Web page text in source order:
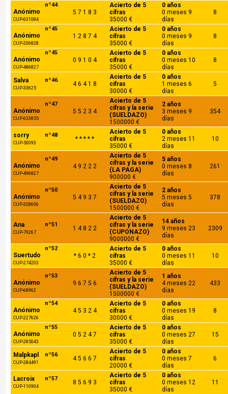
nº44
Anónimo
CUP-631084
5 7 1 8 3
Acierto de 5
cifras
35000 €
0 años
0 meses 9
días
8
nº45
Anónimo
CUP-206828
1 2 8 7 4
Acierto de 5
cifras
35000 €
0 años
0 meses 9
días
8
nº45
Anónimo
CUP-486827
0 9 1 0 4
Acierto de 5
cifras
35000 €
0 años
0 meses 10
días
8
nº46
Salva
CUP-33625
4 6 4 1 8
Acierto de 5
cifras
30000 €
0 años
1 meses 6
días
5
nº47
Anónimo
CUP-633855
5 5 2 3 4
Acierto de 5
cifras y la serie
(SUELDAZO)
1500000 €
2 años
3 meses 9
días
354
nº48
sorry
CUP-50093
* * * * *
Acierto de 5
cifras
35000 €
0 años
2 meses 11
días
10
nº49
Anónimo
CUP-496827
4 9 2 2 2
Acierto de 5
cifras y la serie
(LA PAGA)
900000 €
5 años
0 meses 8
días
261
nº50
Anónimo
CUP-328606
5 4 9 3 7
Acierto de 5
cifras y la serie
(SUELDAZO)
1500000 €
2 años
5 meses 5
días
378
nº51
Ana
CUP-79267
1 4 8 2 2
Acierto de 5
cifras y la serie
(CUPONAZO)
9000000 €
14 años
9 meses 23
días
2309
nº52
Suertudo
CUP-274203
* 6 0 * 2
Acierto de 5
cifras
35000 €
0 años
0 meses 11
días
10
nº53
Anónimo
CUP-68962
9 6 7 5 6
Acierto de 5
cifras y la serie
(SUELDAZO)
1500000 €
1 años
4 meses 22
días
433
nº54
Anónimo
CUP-227626
4 5 3 2 4
Acierto de 5
cifras
30000 €
0 años
0 meses 19
días
8
nº55
Anónimo
CUP-285043
0 5 2 4 7
Acierto de 5
cifras
35000 €
0 años
0 meses 27
días
15
nº56
Malpkapl
CUP-284491
4 5 6 6 7
Acierto de 5
cifras
20000 €
0 años
0 meses 7
días
6
nº57
Lacroix
CUP-110904
8 5 6 9 3
Acierto de 5
cifras
35000 €
0 años
0 meses 12
días
11